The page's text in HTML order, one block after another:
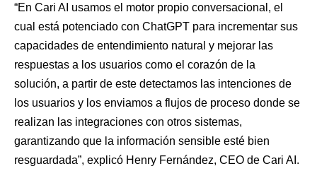
“En Cari AI usamos el motor propio conversacional, el
cual está potenciado con ChatGPT para incrementar sus
capacidades de entendimiento natural y mejorar las
respuestas a los usuarios como el corazón de la
solución, a partir de este detectamos las intenciones de
los usuarios y los enviamos a flujos de proceso donde se
realizan las integraciones con otros sistemas,
garantizando que la información sensible esté bien
resguardada”, explicó Henry Fernández, CEO de Cari AI.